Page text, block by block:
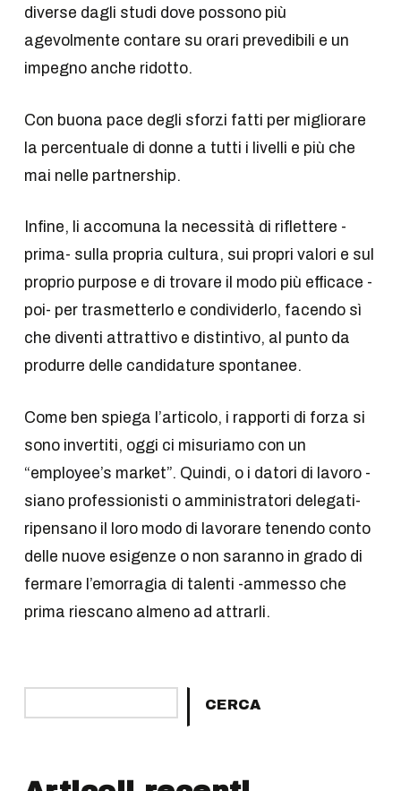
diverse dagli studi dove possono più
agevolmente contare su orari prevedibili e un
impegno anche ridotto.
Con buona pace degli sforzi fatti per migliorare
la percentuale di donne a tutti i livelli e più che
mai nelle partnership.
Infine, li accomuna la necessità di riflettere -
prima- sulla propria cultura, sui propri valori e sul
proprio purpose e di trovare il modo più efficace -
poi- per trasmetterlo e condividerlo, facendo sì
che diventi attrattivo e distintivo, al punto da
produrre delle candidature spontanee.
Come ben spiega l’articolo, i rapporti di forza si
sono invertiti, oggi ci misuriamo con un
“employee’s market”. Quindi, o i datori di lavoro -
siano professionisti o amministratori delegati-
ripensano il loro modo di lavorare tenendo conto
delle nuove esigenze o non saranno in grado di
fermare l’emorragia di talenti -ammesso che
prima riescano almeno ad attrarli.
CERCA